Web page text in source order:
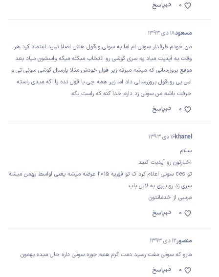
پاسخ
0
مسعود18 دی 1393
من خودم طرفدار سونی ام اما به سونی و قول هاش اصلا نباید اعتماد کرد هر
وقت یه آپدیت میاد یه سری گوشی رو انتخاب میکنه میگه واسشون میاد بعد
موقع بروزرسانی که میشه میزنه زیر قول خودش مثلا پارسال گوشی سونی تی و
اس پی رو قول بروزرسانی داد اما زیر همه چی یا قول نده یا اگه میدی راسته
حرفت باشه من سونی زد دارم خدا کنه که راست بگه
پاسخ
0
khanel16 دی 1393
سلام
اخبارتون رو آپدیت کنید
تو ces سونی اعلام کرد ک تو فوریه 2015 عرضه میشه یعنی اواسط بهمن میشه
سری زد رو ببری به لالی پاپ
مرسی از خدماتتون
پاسخ
0
منصور12 دی 1393
مارو که سونی مفت رسید دمت گرم همه جوره سونی داره حال میده بهمون
پاسخ
0